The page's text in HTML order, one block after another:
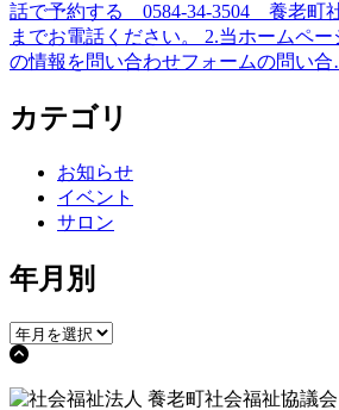
話で予約する 0584-34-3504 養老町
までお電話ください。 2.当ホームペ
の情報を問い合わせフォームの問い
カテゴリ
お知らせ
イベント
サロン
年月別